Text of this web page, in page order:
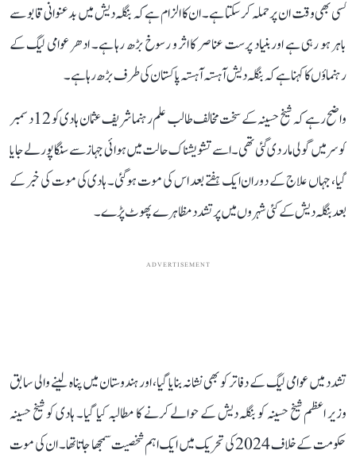
کسی بھی وقت ان پر حملہ کر سکتا ہے۔ ان کا الزام ہے کہ بنگلہ دیش میں بدعنوانی قابو سے
باہر ہو رہی ہے اور بنیاد پرست عناصر کا اثر و رسوخ بڑھ رہا ہے۔ ادھر عوامی لیگ کے
رہنماؤں کا کہنا ہے کہ بنگلہ دیش آہستہ آہستہ پاکستان کی طرف بڑھ رہا ہے۔
واضح رہے کہ شیخ حسینہ کے سخت مخالف طالب علم رہنما شریف عثمان ہادی کو 12 دسمبر
کو سر میں گولی مار دی گئی تھی۔ اسے تشویشناک حالت میں ہوائی جہاز سے سنگاپور لے جایا
گیا، جہاں علاج کے دوران ایک ہفتے بعد اس کی موت ہوگئی۔ ہادی کی موت کی خبر کے
بعد بنگلہ دیش کے کئی شہروں میں پرتشدد مظاہرے پھوٹ پڑے۔
ADVERTISEMENT
تشدد میں عوامی لیگ کے دفاتر کو بھی نشانہ بنایا گیا، اور ہندوستان میں پناہ لینے والی سابق
وزیر اعظم شیخ حسینہ کو بنگلہ دیش کے حوالے کرنے کا مطالبہ کیا گیا۔ ہادی کو شیخ حسینہ
حکومت کے خلاف 2024 کی تحریک میں ایک اہم شخصیت سمجھا جاتا تھا۔ ان کی موت